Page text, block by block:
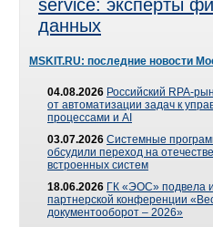
service: эксперты
данных
MSKIT.RU: последние новости
04.08.2026 Российский RPA-
от автоматизации задач к
процессами и AI
03.07.2026 Системные
обсудили переход на
встроенных систем
18.06.2026 ГК «ЭОС» подвела
партнерской конференции
документооборот – 2026»